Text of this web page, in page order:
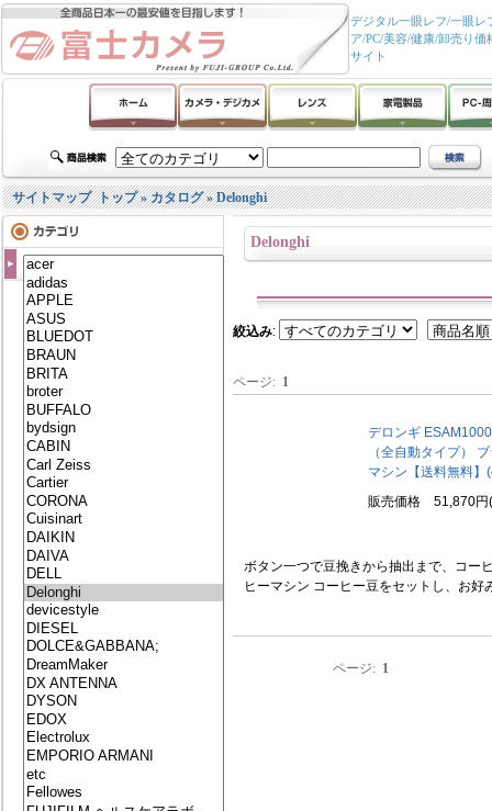
デジタル一眼レフ/一眼レ
ア/PC/美容/健康/卸売り
サイト
サイトマップ トップ»カタログ»Delonghi
Delonghi
絞込み:
ページ: 1
デロンギ
（全自動タイプ）
マシン【送料無料
販売価格 51,870円
ボタン一つで豆挽きから抽出まで、コー
ヒーマシン コーヒー豆をセットし、お好
ページ: 1